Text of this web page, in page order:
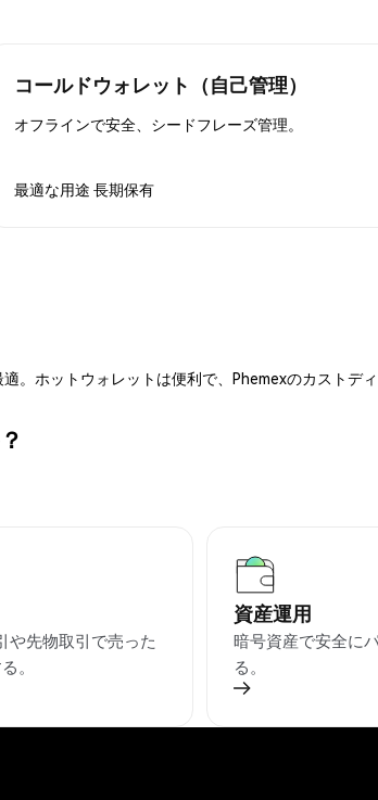
コールドウォレット（自己管理）
オフラインで安全、シードフレーズ管理。
最適な用途 長期保有
。ホットウォレットは便利で、Phemexのカストデ
や先物取引で売った
。
資産運用
暗号資産で安全に
る。